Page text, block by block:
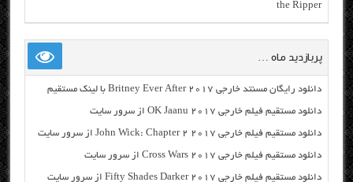
the Ripper
پربازدید ماه …
دانلود رایگان مسنتد خارجی Britney Ever After 2017 با لینک مستقیم
دانلود مستقیم فیلم خارجی OK Jaanu 2017 از سرور سایت
دانلود مستقیم فیلم خارجی John Wick: Chapter 2 2017 از سرور سایت
دانلود مستقیم فیلم خارجی Cross Wars 2017 از سرور سایت
دانلود مستقیم فیلم خارجی Fifty Shades Darker 2017 از سرور سایت